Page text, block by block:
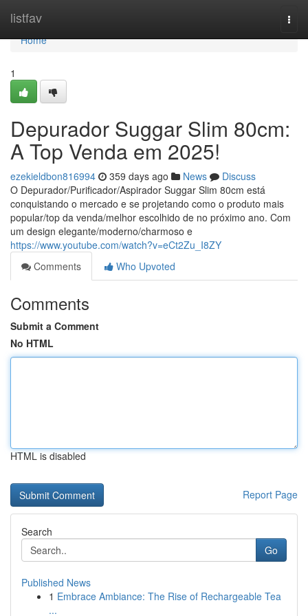
listfav
Home
Home
1
Depurador Suggar Slim 80cm:
A Top Venda em 2025!
ezekieldbon816994 359 days ago News
Discuss
O Depurador/Purificador/Aspirador Suggar Slim 80cm está
conquistando o mercado e se projetando como o produto mais
popular/top da venda/melhor escolhido de no próximo ano. Com
um design elegante/moderno/charmoso e
https://www.youtube.com/watch?v=eCt2Zu_I8ZY
Comments
Who Upvoted
Comments
Submit a Comment
No HTML
HTML is disabled
Report Page
Search
Go
Published News
1 Embrace Ambiance: The Rise of Rechargeable Tea
...